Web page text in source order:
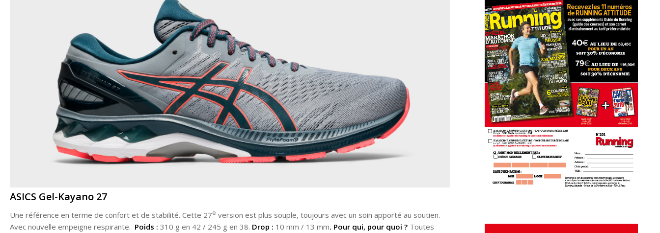
ASICS Gel-Kayano 27
Une référence en terme de confort et de stabilité. Cette 27e version est plus souple, toujours avec un soin apporté au soutien.
Avec nouvelle empeigne respirante. Poids : 310 g en 42 / 245 g en 38. Drop : 10 mm / 13 mm. Pour qui, pour quoi ? Toutes